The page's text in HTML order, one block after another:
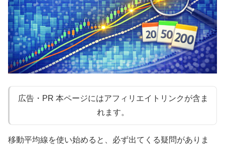
広告・PR 本ページにはアフィリエイトリンクが含ま
れます。
移動平均線を使い始めると、必ず出てくる疑問がありま